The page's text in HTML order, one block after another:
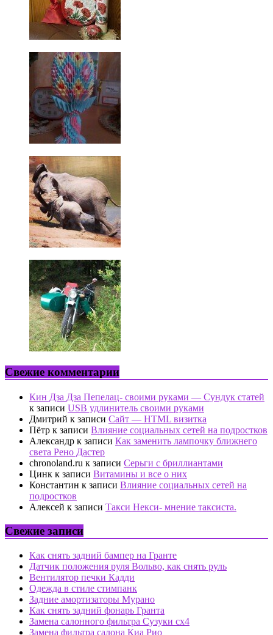
Свежие комментарии
Кин Дза Дза Пепелац- своими руками — Сундук статей
к записи USB удлинитель своими руками
Дмитрий к записи Сайт — HTML визитка
Пётр к записи Влияние социальных сетей на подростков
Александр к записи Как заменить лампочку ближнего
света Рено Дастер
chronoland.ru к записи Серьги с бриллиантами
Цинк к записи Витамины и все о них
Константин к записи Влияние социальных сетей на
подростков
Алексей к записи Такси Некси- мнение таксиста.
Свежие записи
Как снять задний бампер на Гранте
Датчик положения руля Вольво, как снять руль
Вентилятор печки Кадди
Одежда в стиле стимпанк
Задние амортизаторы Мурано
Как снять задний фонарь Гранта
Замена салонного фильтра Сузуки сх4
Замена фильтра салона Киа Рио